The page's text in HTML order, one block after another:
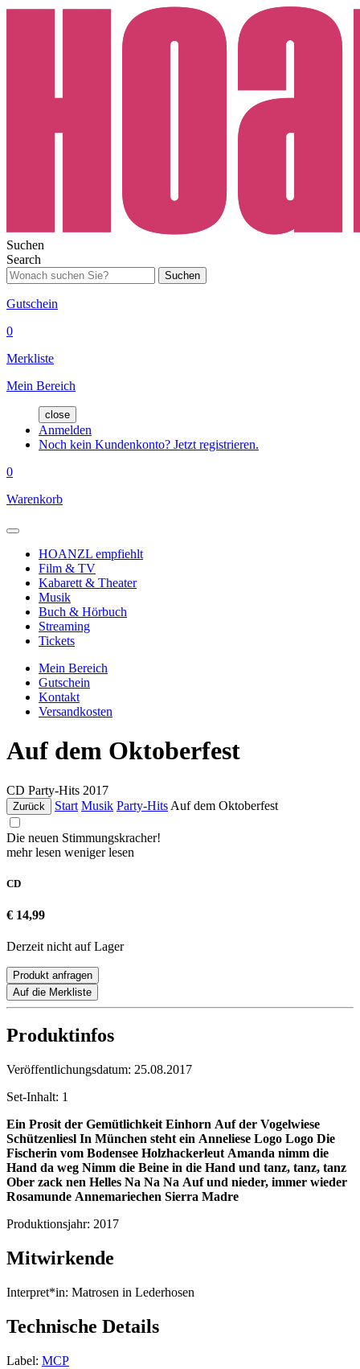
Suchen
Search
Suchen
Gutschein
0
Merkliste
Mein Bereich
close
Anmelden
Noch kein Kundenkonto? Jetzt registrieren.
0
Warenkorb
HOANZL empfiehlt
Film & TV
Kabarett & Theater
Musik
Buch & Hörbuch
Streaming
Tickets
Mein Bereich
Gutschein
Kontakt
Versandkosten
Auf dem Oktoberfest
CD Party-Hits 2017
Zurück Start Musik Party-Hits Auf dem Oktoberfest
Die neuen Stimmungskracher!
mehr lesen weniger lesen
CD
€ 14,99
Derzeit nicht auf Lager
Produkt anfragen
Auf die Merkliste
Produktinfos
Veröffentlichungsdatum: 25.08.2017
Set-Inhalt: 1
Ein Prosit der Gemütlichkeit Einhorn Auf der Vogelwiese
Schützenliesl In München steht ein Anneliese Logo Logo Die
Fischerin vom Bodensee Holzhackerleut Amanda nimm die
Hand da weg Nimm die Beine in die Hand und tanz, tanz, tanz
Ober zack nen Helles Na Na Na Auf und nieder, immer wieder
Rosamunde Annemariechen Sierra Madre
Produktionsjahr: 2017
Mitwirkende
Interpret*in: Matrosen in Lederhosen
Technische Details
Label: MCP